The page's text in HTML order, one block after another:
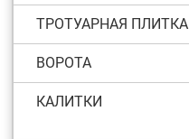
ТРОТУАРНАЯ ПЛИТКА
ВОРОТА
КАЛИТКИ